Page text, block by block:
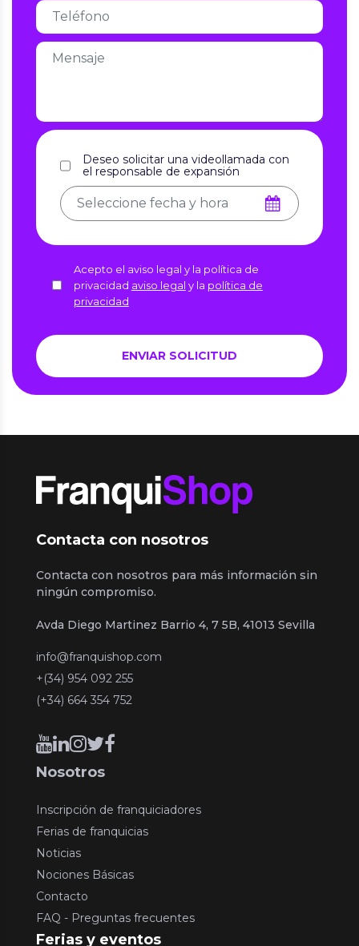
Deseo solicitar una videollamada con
el responsable de expansión
Acepto el aviso legal y la política de
privacidad aviso legal y la política de
privacidad
Contacta con nosotros
Contacta con nosotros para más información sin
ningún compromiso.
Avda Diego Martinez Barrio 4, 7 5B, 41013 Sevilla
info@franquishop.com
+(34) 954 092 255
(+34) 664 354 752
Nosotros
Inscripción de franquiciadores
Ferias de franquicias
Noticias
Nociones Básicas
Contacto
FAQ - Preguntas frecuentes
Ferias y eventos